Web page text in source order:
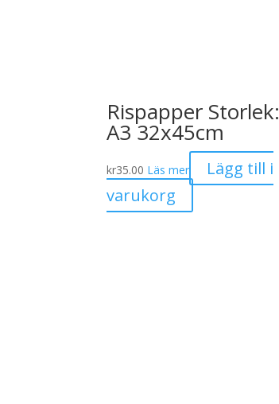
Rispapper Storlek:
A3 32x45cm
kr35.00 Läs mer
Lägg till i
varukorg